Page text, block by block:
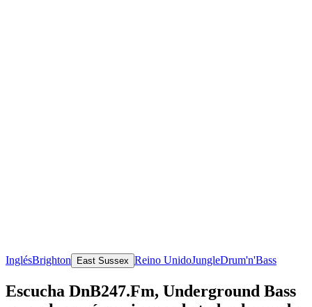
InglésBrighton East Sussex Reino UnidoJungleDrum'n'Bass
Escucha DnB247.Fm, Underground Bass